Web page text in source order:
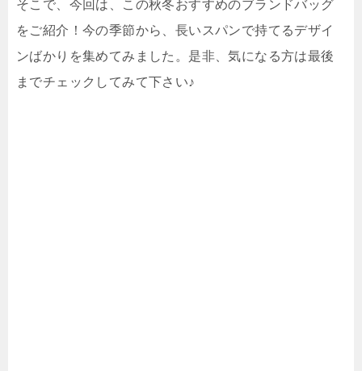
そこで、今回は、この秋冬おすすめのブランドバッグ
をご紹介！今の季節から、長いスパンで持てるデザイ
ンばかりを集めてみました。是非、気になる方は最後
までチェックしてみて下さい♪